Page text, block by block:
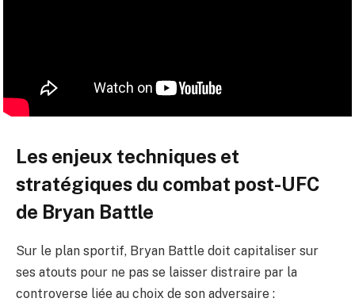
Les enjeux techniques et
stratégiques du combat post-UFC
de Bryan Battle
Sur le plan sportif, Bryan Battle doit capitaliser sur
ses atouts pour ne pas se laisser distraire par la
controverse liée au choix de son adversaire :